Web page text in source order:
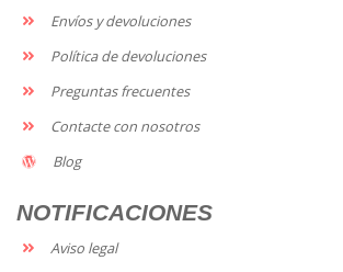
Envíos y devoluciones
Política de devoluciones
Preguntas frecuentes
Contacte con nosotros
Blog
NOTIFICACIONES
Aviso legal